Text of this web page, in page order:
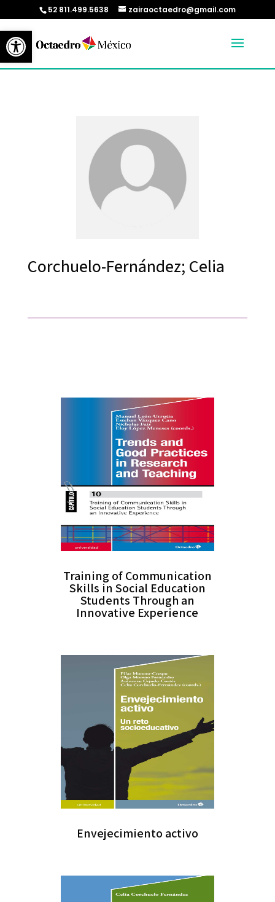
Abrir barra de herramientas
52 811.499.5638 zairaoctaedro@gmail.com
Corchuelo-Fernández; Celia
Training of Communication
Skills in Social Education
Students Through an
Innovative Experience
Envejecimiento activo